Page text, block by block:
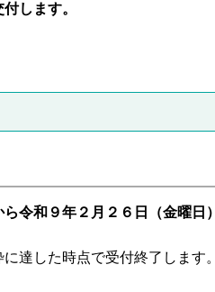
します。
令和９年２月２６日（金曜日）
達した時点で受付終了します。